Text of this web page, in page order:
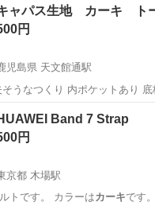
ャパス生地 カーキ ト
円
児島県 天文館通駅
使用品 丈夫そうなつくり 内ポケットあり
HUAWEI Band 7 Strap
円
京都 木場駅
ォッチ用の交換ベルトです。 カラーはカーキです。 目立つ傷や汚れは